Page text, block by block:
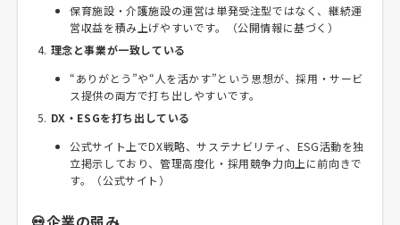
保育施設・介護施設の運営は単発受注型ではなく、継続運
営収益を積み上げやすいです。（公開情報に基づく）
理念と事業が一致している
“ありがとう”や“人を活かす”という思想が、採用・サービ
ス提供の両方で打ち出しやすいです。
DX・ESGを打ち出している
公式サイト上でDX戦略、サステナビリティ、ESG活動を独
立掲示しており、管理高度化・採用競争力向上に前向きで
す。（公式サイト）